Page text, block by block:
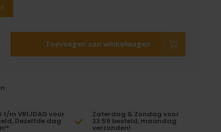
Toevoegen aan winkelwagen
t/m VRIJDAG voor
Dezelfde dag
Zaterdag & Zondag voor
23:59 besteld, maandag
verzonden!